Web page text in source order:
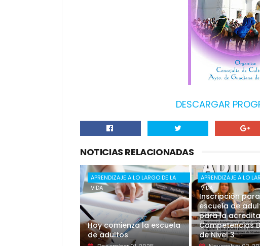
DESCARGAR
NOTICIAS RELACIONADAS
APRENDIZAJE A LO LARGO DE LA
VIDA
Hoy comienza la escuela
de adultos
APRENDIZAJE A LO
VIDA
Inscripción
escuela de
para la
Competencias
de Nivel 3